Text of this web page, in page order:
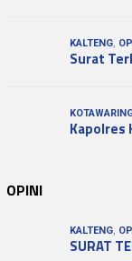
KALTENG
Surat
Kapolres
OPINI
KALTENG
SURAT